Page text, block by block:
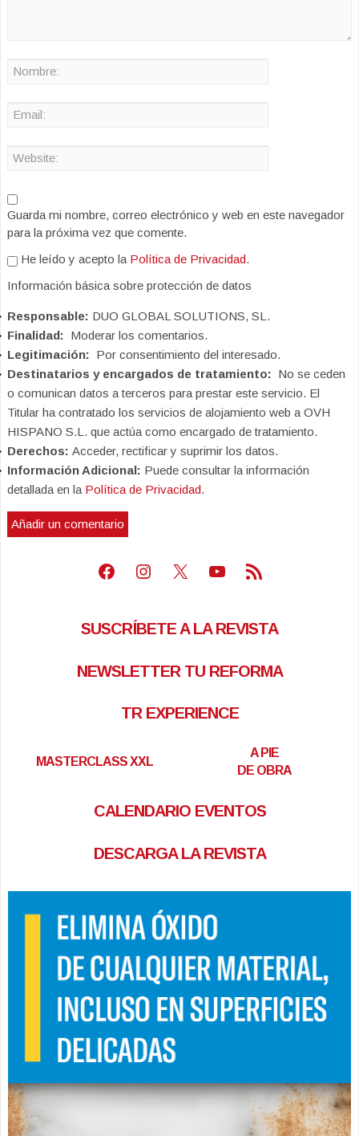
Guarda mi nombre, correo electrónico y web en este navegador
para la próxima vez que comente.
He leído y acepto la Política de Privacidad.
Información básica sobre protección de datos
Responsable: DUO GLOBAL SOLUTIONS, SL.
Finalidad: Moderar los comentarios.
Legitimación: Por consentimiento del interesado.
Destinatarios y encargados de tratamiento: No se ceden
o comunican datos a terceros para prestar este servicio. El
Titular ha contratado los servicios de alojamiento web a OVH
HISPANO S.L. que actúa como encargado de tratamiento.
Derechos: Acceder, rectificar y suprimir los datos.
Información Adicional: Puede consultar la información
detallada en la Política de Privacidad.
Facebook
Instagram
X Youtube
Feed RSS
SUSCRÍBETE A LA REVISTA
NEWSLETTER TU REFORMA
TR EXPERIENCE
MASTERCLASS XXL
A PIE
DE OBRA
CALENDARIO EVENTOS
DESCARGA LA REVISTA